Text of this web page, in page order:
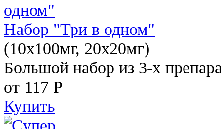
Набор "Три в одном"
(10x100мг, 20x20мг)
Большой набор из 3-х
от 117 Р
Купить